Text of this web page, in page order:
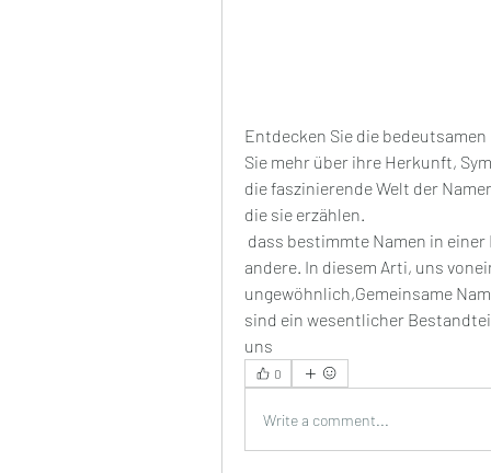
Entdecken Sie die
Sie mehr über ihre Herkunft,
die faszinierende Welt der
die sie erzählen.
andere. In diesem Arti, uns
ungewöhnlich,Gemeinsame
sind ein wesentlicher
uns
0
Write a comment...